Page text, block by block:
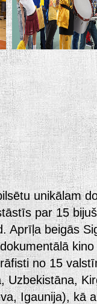
unikālam
par 15
Aprīļa beigās
no 15
Uzbekistāna,
Igaunija), kā